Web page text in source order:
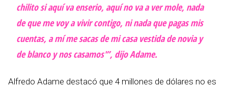
chilito si aquí va enserio, aquí no va a ver mole, nada
de que me voy a vivir contigo, ni nada que pagas mis
cuentas, a mí me sacas de mi casa vestida de novia y
de blanco y nos casamos'”, dijo Adame.
Alfredo Adame destacó que 4 millones de dólares no es